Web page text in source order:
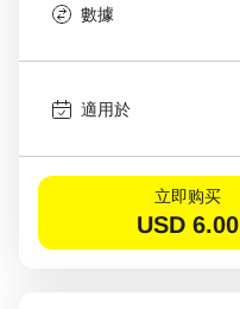
數據
適用於
立即购买
USD 6.00